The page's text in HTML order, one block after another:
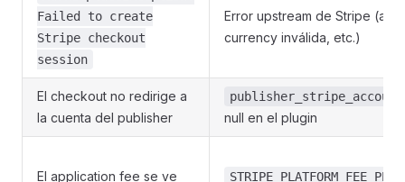
Failed to create
Stripe checkout
session
Error upstream de Stripe
currency inválida, etc.)
El checkout no redirige a
la cuenta del publisher
null en el plugin
El application fee se ve